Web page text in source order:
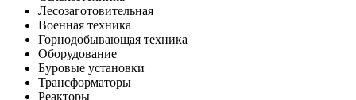
Лесозаготовительная
Военная техника
Горнодобывающая техника
Оборудование
Буровые установки
Трансформаторы
Реакторы